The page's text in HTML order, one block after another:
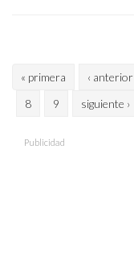
Páginas
« primera ‹ anterior
8
9 siguiente ›
Publicidad